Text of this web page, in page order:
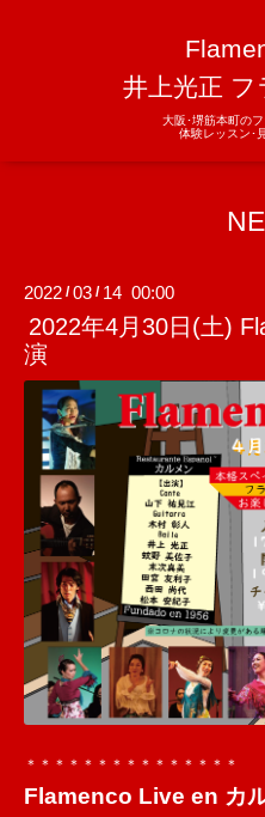
井上光正
大阪･堺筋本町の
体験レッスン･
2022 /03 / 14 00:00
2022年4月30日(土)
演
＊＊＊＊＊＊＊＊＊＊＊＊＊＊＊
Flamenco Live en カ